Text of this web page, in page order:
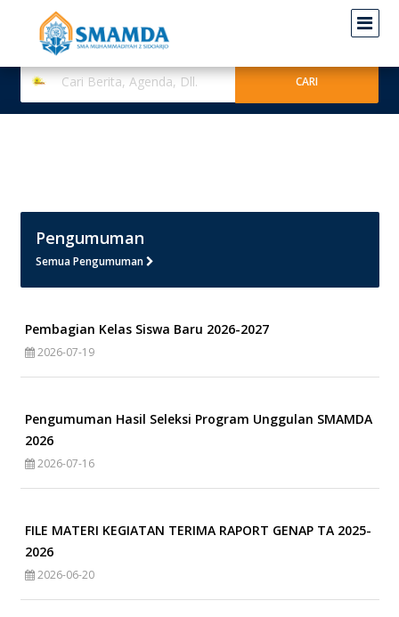
Pengumuman
Semua Pengumuman
Pembagian Kelas Siswa Baru 2026-2027
2026-07-19
Pengumuman Hasil Seleksi Program Unggulan SMAMDA
2026
2026-07-16
FILE MATERI KEGIATAN TERIMA RAPORT GENAP TA 2025-
2026
2026-06-20